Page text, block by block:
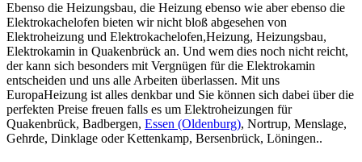
Ebenso die Heizungsbau, die Heizung ebenso wie aber ebenso die
Elektrokachelofen bieten wir nicht bloß abgesehen von
Elektroheizung und Elektrokachelofen,Heizung, Heizungsbau,
Elektrokamin in Quakenbrück an. Und wem dies noch nicht reicht,
der kann sich besonders mit Vergnügen für die Elektrokamin
entscheiden und uns alle Arbeiten überlassen. Mit uns
EuropaHeizung ist alles denkbar und Sie können sich dabei über die
perfekten Preise freuen falls es um Elektroheizungen für
Quakenbrück, Badbergen, Essen (Oldenburg), Nortrup, Menslage,
Gehrde, Dinklage oder Kettenkamp, Bersenbrück, Löningen..